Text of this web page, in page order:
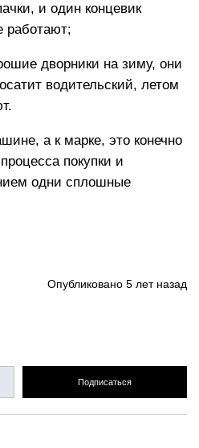
и один концевик
работают;
дворники на зиму, они
водительский, летом
а к марке, это конечно
покупки и
одни сплошные
Опубликовано 5 лет назад
Подписаться